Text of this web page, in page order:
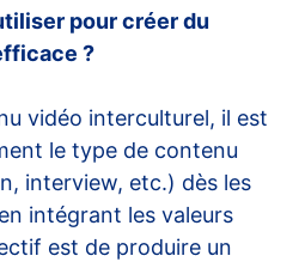
pour créer du
?
vidéo interculturel, il est
le type de contenu
interview, etc.) dès les
intégrant les valeurs
est de produire un